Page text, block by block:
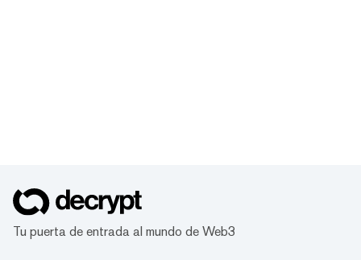
Tu puerta de entrada al mundo de Web3